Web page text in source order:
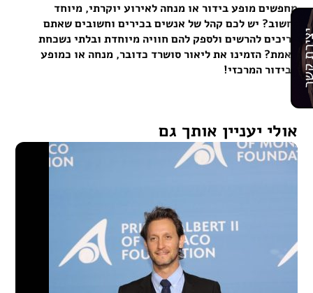
מחפשים מופע בידור או מנחה לאירוע יוקרתי, מיוחד
וחשוב? יש לכם קהל של אנשים בכירים וחשובים שאתם
צריכים להרשים ולספק להם חוויה מיוחדת ובלתי נשכחת
באמת? הזמינו את ליאור סושרד כדובר, מנחה או כמופע
הבידור המרכזי!
אולי יעניין אותך גם
קשר